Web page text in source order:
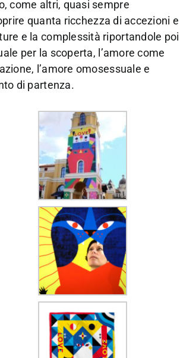
come altri, quasi sempre
quanta ricchezza di accezioni e
e la complessità riportandole poi
per la scoperta, l’amore come
l’amore omosessuale e
di partenza.